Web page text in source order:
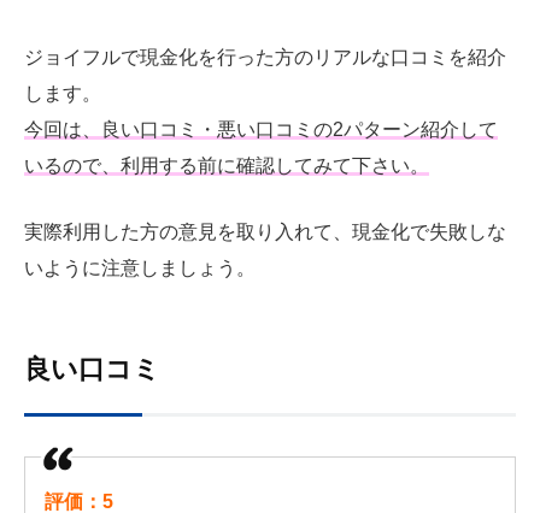
ジョイフルで現金化を行った方のリアルな口コミを紹介
します。
今回は、良い口コミ・悪い口コミの2パターン紹介して
いるので、利用する前に確認してみて下さい。
実際利用した方の意見を取り入れて、現金化で失敗しな
いように注意しましょう。
良い口コミ
評価：5